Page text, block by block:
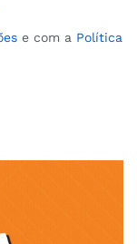
e com a Política